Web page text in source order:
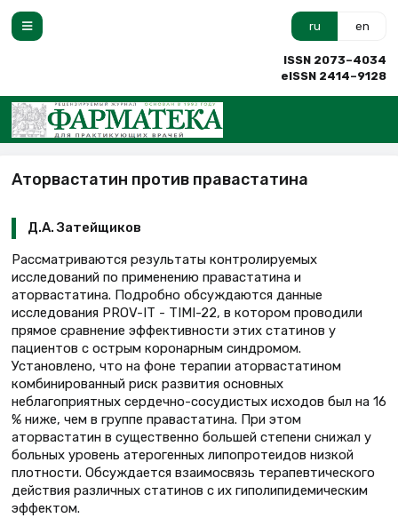
ru en
ISSN 2073–4034
eISSN 2414–9128
Аторвастатин против правастатина
Д.А. Затейщиков
Рассматриваются результаты контролируемых
исследований по применению правастатина и
аторвастатина. Подробно обсуждаются данные
исследования PROV-IT - TIMI-22, в котором проводили
прямое сравнение эффективности этих статинов у
пациентов с острым коронарным синдромом.
Установлено, что на фоне терапии аторвастатином
комбинированный риск развития основных
неблагоприятных сердечно-сосудистых исходов был на 16
% ниже, чем в группе правастатина. При этом
аторвастатин в существенно большей степени снижал у
больных уровень атерогенных липопротеидов низкой
плотности. Обсуждается взаимосвязь терапевтического
действия различных статинов с их гиполипидемическим
эффектом.